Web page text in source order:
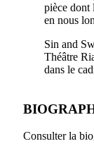
pièce dont
en nous
Sin and
Théâtre
dans le
Consulter la